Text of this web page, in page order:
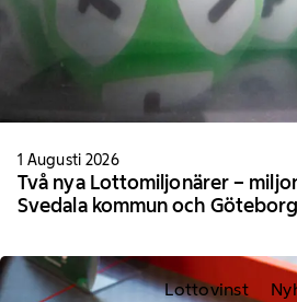
1 Augusti 2026
Två nya Lottomiljonärer –
Svedala kommun och
Lottovinst